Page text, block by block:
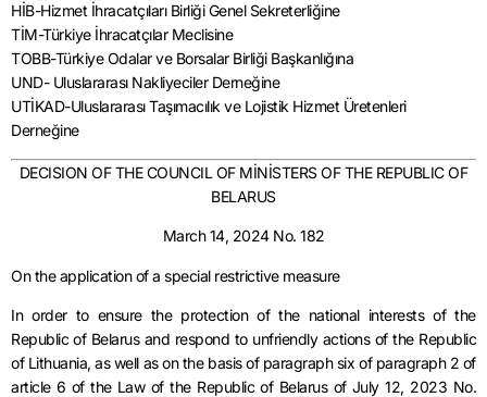
HİB-Hizmet İhracatçıları Birliği Genel Sekreterliğine
TİM-Türkiye İhracatçılar Meclisine
TOBB-Türkiye Odalar ve Borsalar Birliği Başkanlığına
UND- Uluslararası Nakliyeciler Derneğine
UTİKAD-Uluslararası Taşımacılık ve Lojistik Hizmet Üretenleri
Derneğine
DECISION OF THE COUNCIL OF MİNİSTERS OF THE REPUBLIC OF
BELARUS
March 14, 2024 No. 182
On the application of a special restrictive measure
In order to ensure the protection of the national interests of the
Republic of Belarus and respond to unfriendly actions of the Republic
of Lithuania, as well as on the basis of paragraph six of paragraph 2 of
article 6 of the Law of the Republic of Belarus of July 12, 2023 No.